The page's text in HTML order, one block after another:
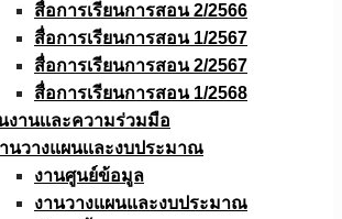
สื่อการเรียนการสอน 2/2566
สื่อการเรียนการสอน 1/2567
สื่อการเรียนการสอน 2/2567
สื่อการเรียนการสอน 1/2568
งานเเละความร่วมมือ
นวางแผนเเละงบประมาณ
งานศูนย์ข้อมูล
งานวางแผนและงบประมาณ